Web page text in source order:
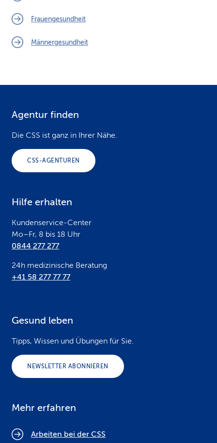
Frauengesundheit
Männergesundheit
Agentur finden
Die CSS ist ganz in Ihrer Nähe.
CSS-AGENTUREN
Hilfe erhalten
Kundenservice-Center
Mo–Fr, 8 bis 18 Uhr
0844 277 277
24h medizinische Beratung
+41 58 277 77 77
Gesund leben
Tipps, Wissen und Übungen für Sie.
NEWSLETTER ABONNIEREN
Mehr erfahren
Arbeiten bei der CSS